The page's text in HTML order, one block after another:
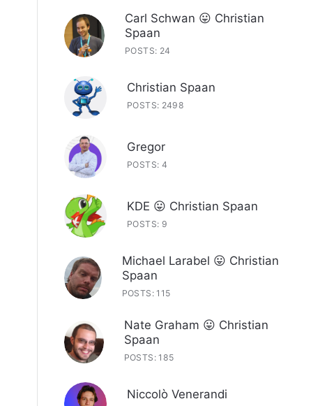
Carl Schwan 😛 Christian
Spaan
POSTS: 24
Christian Spaan
POSTS: 2498
Gregor
POSTS: 4
KDE 😛 Christian Spaan
POSTS: 9
Michael Larabel 😛 Christian
Spaan
POSTS: 115
Nate Graham 😛 Christian
Spaan
POSTS: 185
Niccolò Venerandi